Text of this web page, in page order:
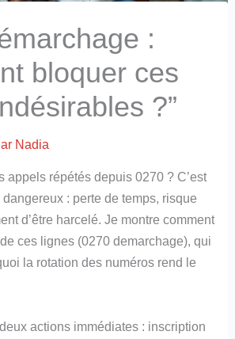
:
bloquer ces
?”
Nadia
appels répétés depuis 0270 ? C’est
: perte de temps, risque
d’être harcelé. Je montre comment
ces lignes (0270 demarchage), qui
la rotation des numéros rend le
actions immédiates : inscription